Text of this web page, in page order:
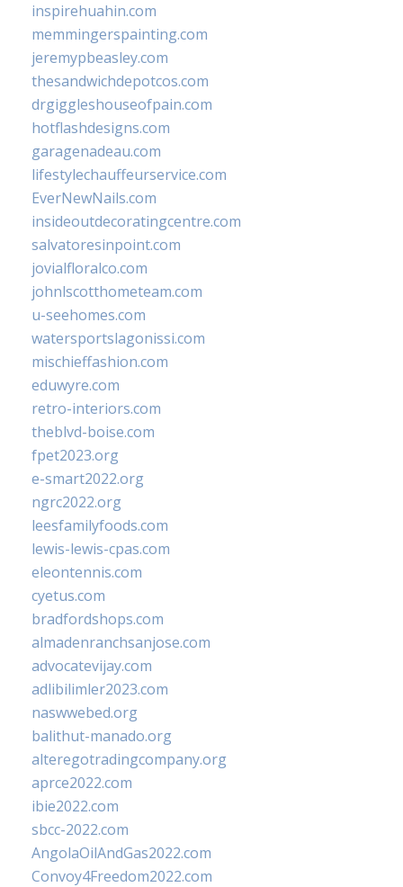
inspirehuahin.com
memmingerspainting.com
jeremypbeasley.com
thesandwichdepotcos.com
drgiggleshouseofpain.com
hotflashdesigns.com
garagenadeau.com
lifestylechauffeurservice.com
EverNewNails.com
insideoutdecoratingcentre.com
salvatoresinpoint.com
jovialfloralco.com
johnlscotthometeam.com
u-seehomes.com
watersportslagonissi.com
mischieffashion.com
eduwyre.com
retro-interiors.com
theblvd-boise.com
fpet2023.org
e-smart2022.org
ngrc2022.org
leesfamilyfoods.com
lewis-lewis-cpas.com
eleontennis.com
cyetus.com
bradfordshops.com
almadenranchsanjose.com
advocatevijay.com
adlibilimler2023.com
naswwebed.org
balithut-manado.org
alteregotradingcompany.org
aprce2022.com
ibie2022.com
sbcc-2022.com
AngolaOilAndGas2022.com
Convoy4Freedom2022.com